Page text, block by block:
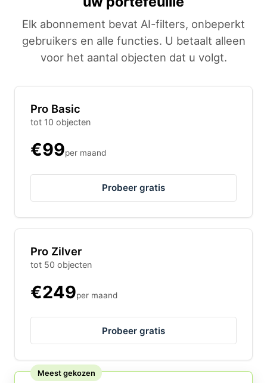
Elk abonnement bevat AI-filters, onbeperkt
gebruikers en alle functies. U betaalt alleen
voor het aantal objecten dat u volgt.
Pro Basic
tot 10 objecten
€99per maand
Probeer gratis
Pro Zilver
tot 50 objecten
€249per maand
Probeer gratis
Meest gekozen